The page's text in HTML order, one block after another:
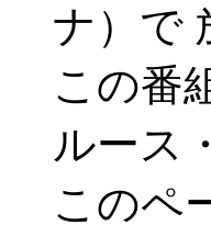
ナ）で
この番
ルース
このペ